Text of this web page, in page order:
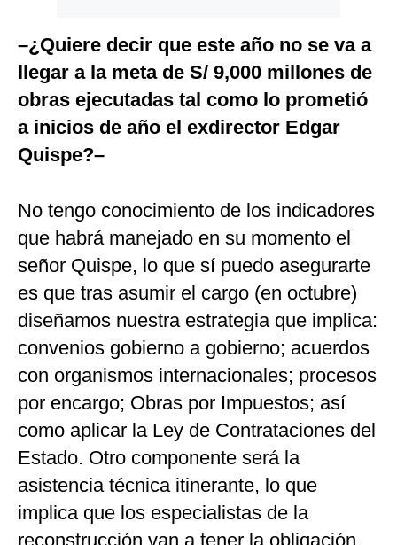
–¿Quiere decir que este año no se va a
llegar a la meta de S/ 9,000 millones de
obras ejecutadas tal como lo prometió
a inicios de año el exdirector Edgar
Quispe?–
No tengo conocimiento de los indicadores
que habrá manejado en su momento el
señor Quispe, lo que sí puedo asegurarte
es que tras asumir el cargo (en octubre)
diseñamos nuestra estrategia que implica:
convenios gobierno a gobierno; acuerdos
con organismos internacionales; procesos
por encargo; Obras por Impuestos; así
como aplicar la Ley de Contrataciones del
Estado. Otro componente será la
asistencia técnica itinerante, lo que
implica que los especialistas de la
reconstrucción van a tener la obligación